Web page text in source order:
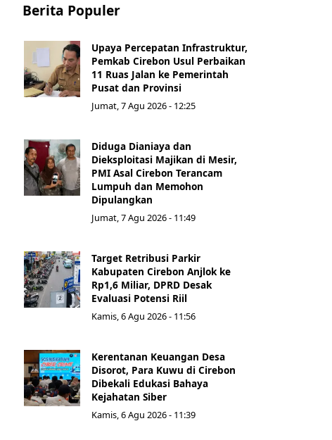
Berita Populer
Upaya Percepatan Infrastruktur,
Pemkab Cirebon Usul Perbaikan
11 Ruas Jalan ke Pemerintah
Pusat dan Provinsi
Jumat, 7 Agu 2026 - 12:25
Diduga Dianiaya dan
Dieksploitasi Majikan di Mesir,
PMI Asal Cirebon Terancam
Lumpuh dan Memohon
Dipulangkan
Jumat, 7 Agu 2026 - 11:49
Target Retribusi Parkir
Kabupaten Cirebon Anjlok ke
Rp1,6 Miliar, DPRD Desak
Evaluasi Potensi Riil
Kamis, 6 Agu 2026 - 11:56
Kerentanan Keuangan Desa
Disorot, Para Kuwu di Cirebon
Dibekali Edukasi Bahaya
Kejahatan Siber
Kamis, 6 Agu 2026 - 11:39